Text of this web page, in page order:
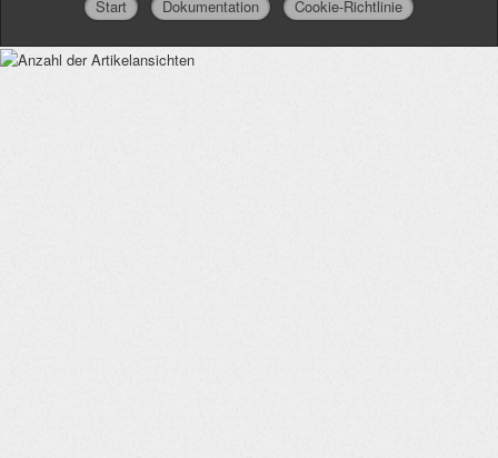
Start Dokumentation Cookie-Richtlinie